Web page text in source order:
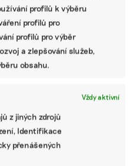
profilů k výběru
profilů pro
profilů pro výběr
a zlepšování služeb,
obsahu.
Vždy aktivní
z jiných zdrojů
Identifikace
přenášených